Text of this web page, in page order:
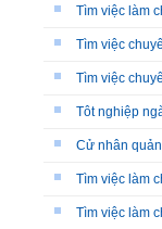
Tìm việc làm
Tìm việc
Tìm việc
Tôt nghiệp
Cử nhân
Tìm việc làm
Tìm việc làm